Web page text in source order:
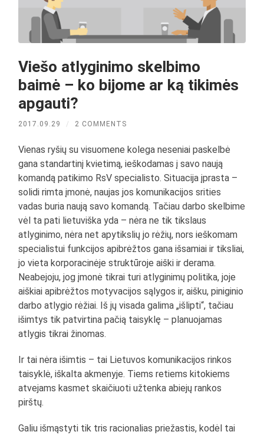
Viešo atlyginimo skelbimo
baimė – ko bijome ar ką tikimės
apgauti?
2017.09.29 / 2 COMMENTS
Vienas ryšių su visuomene kolega neseniai paskelbė
gana standartinį kvietimą, ieškodamas į savo naują
komandą patikimo RsV specialisto. Situacija įprasta –
solidi rimta įmonė, naujas jos komunikacijos srities
vadas buria naują savo komandą. Tačiau darbo skelbime
vėl ta pati lietuviška yda – nėra ne tik tikslaus
atlyginimo, nėra net apytikslių jo rėžių, nors ieškomam
specialistui funkcijos apibrėžtos gana išsamiai ir tiksliai,
jo vieta korporacinėje struktūroje aiški ir derama.
Neabejoju, jog įmonė tikrai turi atlyginimų politika, joje
aiškiai apibrėžtos motyvacijos sąlygos ir, aišku, piniginio
darbo atlygio rėžiai. Iš jų visada galima „išlipti“, tačiau
išimtys tik patvirtina pačią taisyklę – planuojamas
atlygis tikrai žinomas.
Ir tai nėra išimtis – tai Lietuvos komunikacijos rinkos
taisyklė, iškalta akmenyje. Tiems retiems kitokiems
atvejams kasmet skaičiuoti užtenka abiejų rankos
pirštų.
Galiu išmąstyti tik tris racionalias priežastis, kodėl tai